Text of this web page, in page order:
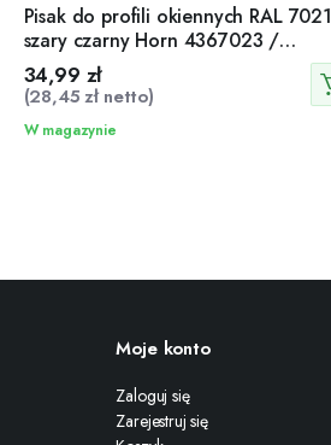
Pisak do profili okiennych RAL 7021
szary czarny Horn 4367023 /
4265023 | Kanten-Fix
34,99 zł
(28,45złnetto)
W magazynie
Moje konto
Zaloguj się
Zarejestruj się